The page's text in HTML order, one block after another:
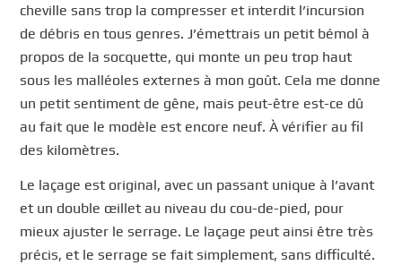
cheville sans trop la compresser et interdit l’incursion
de débris en tous genres. J’émettrais un petit bémol à
propos de la socquette, qui monte un peu trop haut
sous les malléoles externes à mon goût. Cela me donne
un petit sentiment de gêne, mais peut-être est-ce dû
au fait que le modèle est encore neuf. À vérifier au fil
des kilomètres.
Le laçage est original, avec un passant unique à l’avant
et un double œillet au niveau du cou-de-pied, pour
mieux ajuster le serrage. Le laçage peut ainsi être très
précis, et le serrage se fait simplement, sans difficulté.